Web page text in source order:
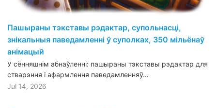
Пашыраны тэкставы рэдактар, супольнасці,
знікальныя паведамленні ў суполках, 350 мільёнаў
анімацый
У сённяшнім абнаўленні: пашыраны тэкставы рэдактар для
стварэння і афармлення паведамленняў…
Jul 14, 2026